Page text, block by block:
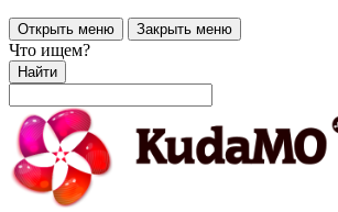
Открыть меню Закрыть меню
Что ищем?
Найти